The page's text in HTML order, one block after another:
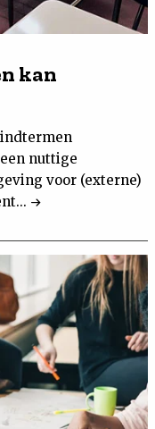
kan
nuttige
voor (externe)